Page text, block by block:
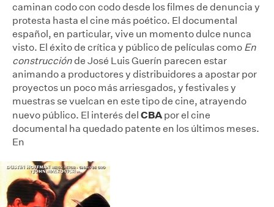
caminan codo con codo desde los filmes de denuncia y
protesta hasta el cine más poético. El documental
español, en particular, vive un momento dulce nunca
visto. El éxito de crítica y público de películas como En
construcción de José Luis Guerín parecen estar
animando a productores y distribuidores a apostar por
proyectos un poco más arriesgados, y festivales y
muestras se vuelcan en este tipo de cine, atrayendo
nuevo público. El interés del CBA por el cine
documental ha quedado patente en los últimos meses.
En